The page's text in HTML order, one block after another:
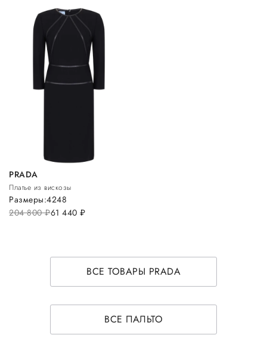
PRADA
Платье из вискозы
204 800руб.61 440 руб.
Размеры:4248
ВСЕ ТОВАРЫ PRADA
ВСЕ ПАЛЬТО